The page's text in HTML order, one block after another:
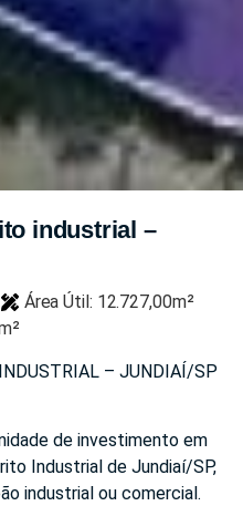
industrial –
Área Útil: 12.727,00m²
– JUNDIAÍ/SP
de investimento em
Industrial de Jundiaí/SP,
industrial ou comercial.